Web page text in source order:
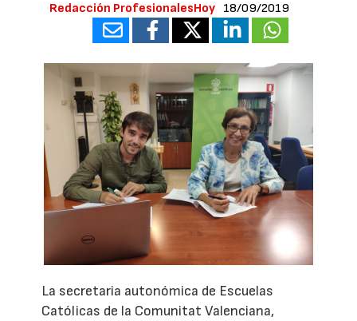
Redacción ProfesionalesHoy 18/09/2019
La secretaria autonómica de Escuelas
Católicas de la Comunitat Valenciana,